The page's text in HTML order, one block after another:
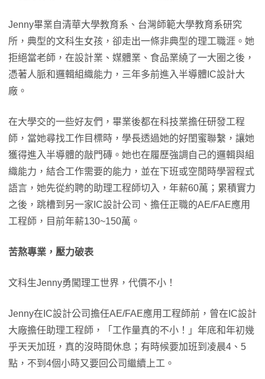
Jenny畢業自清華大學教育系​、台灣師範大學教育系研究
所，典型的文科生女孩，卻走出一條非典型的理工職涯。​她
拒絕當老師，在設計業、媒體業、食品業​繞了一大圈之後，
憑著人脈和邏輯組織能力，三年多前進入半導體IC設計大
廠。
在大學交的一些好友們，畢業後都在科技業擔任研發工程
師，當她尋找工作目標時，學長透過她的好閨蜜聯繫，讓她
獲得進入半導體的敲門磚。她也在履歷強調自己的邏輯與組
織能力，結合工作需要的能力，並在下班或空閒時學習程式
語言，她先從約聘的助理工程師切入，年薪60萬；累積實力
之後，跳槽到另一家IC設計公司、擔任正職的AE/FAE應用
工程師，目前年薪130~150萬​。
苦熬專業，壓力破表
文科生Jenny勇闖理工世界，代價不小！
Jenny在IC設計公司擔任AE/FAE應用工程師前，曾在IC設計
大廠擔任助理工程師，「工作量真的不小！」年底和年初幾
乎天天加班，真的沒時間休息；有時候要加班到凌晨4、5
點，不到4個小時又要回公司繼續上工。